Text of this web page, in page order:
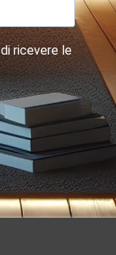
ricevere le